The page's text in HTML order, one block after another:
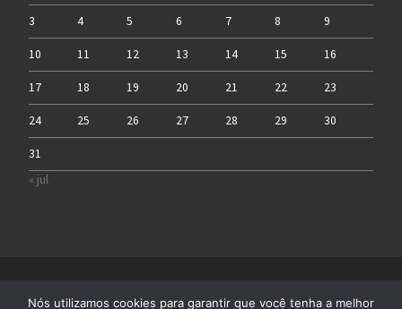
3 4 5 6 7 8 9
10 11 12 13 14 15 16
17 18 19 20 21 22 23
24 25 26 27 28 29 30
31
« jul
Nós utilizamos cookies para garantir que você tenha a melhor